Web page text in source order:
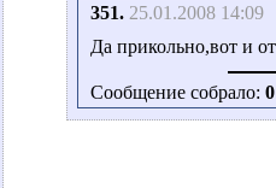
351. 25.01.2008 14:09
Да прикольно,вот и
Сообщение собрало: 0